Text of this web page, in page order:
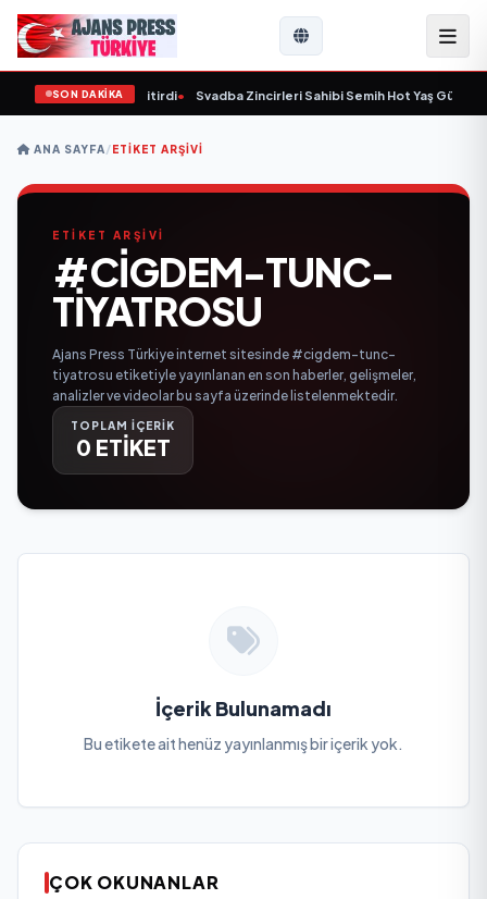
SON DAKİKA
yaşında yaşamını yitirdi• Svadba Zincirleri Sahibi Semih Hot Yaş Gününü
ANA SAYFA/ETIKET ARŞIVI
ETİKET ARŞİVİ
#CIGDEM-TUNC-
TIYATROSU
Ajans Press Türkiye internet sitesinde #cigdem-tunc-
tiyatrosu etiketiyle yayınlanan en son haberler, gelişmeler,
analizler ve videolar bu sayfa üzerinde listelenmektedir.
TOPLAM İÇERİK
0 ETİKET
İçerik Bulunamadı
Bu etikete ait henüz yayınlanmış bir içerik yok.
ÇOK OKUNANLAR